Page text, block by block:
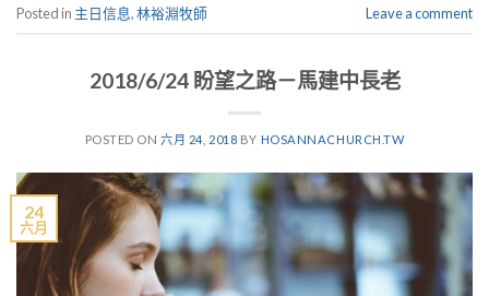
Posted in 主日信息,林裕淵牧師 Leave a comment
2018/6/24 盼望之路－馬建中長老
POSTED ON六月 24, 2018 BY HOSANNACHURCH.TW
24
六月